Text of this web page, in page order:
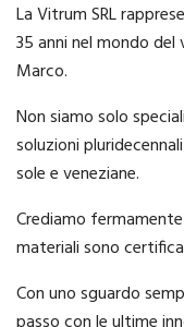
La Vitrum SRL
35 anni nel mondo
Marco.
Non siamo solo
soluzioni
sole e veneziane.
Crediamo
materiali sono
Con uno sguardo